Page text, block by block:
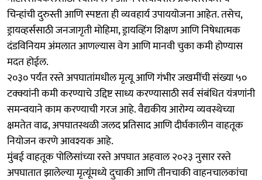
चिन्हांची दुरुस्ती आणि स्पष्टता ही व्यवहार्य उपाययोजना आहेत. तसेच,
ड्रायव्हर्ससाठी जनजागृती मोहिमा, ड्रायव्हिंग शिक्षण आणि निषेधात्मक
दंडविनियम अंमलात आणल्यास वेग आणि मानवी चुका कमी होण्यास
मदत होईल.
२०३० पर्यंत रस्ते अपघातांमधील मृत्यू आणि गंभीर जखमींची संख्या ५०
टक्क्यांनी कमी करण्याचे उद्दिष्ट साध्य करण्यासाठी सर्व संबंधित यंत्रणांनी
समन्वयाने काम करण्याची गरज आहे. वैद्यकीय आरोग्य व्यवस्थेच्या
क्षमतेत वाढ, अपघातस्थळी जलद प्रतिसाद आणि दीर्घकालीन वाहतूक
नियोजन करणे आवश्यक आहे.
मुंबई वाहतूक पोलिसांच्या रस्ते अपघात अहवाल २०२३ नुसार रस्ते
अपघातात झालेल्या मृत्यूंमध्ये दुचाकी आणि तीनचाकी वाहनचालकांचा